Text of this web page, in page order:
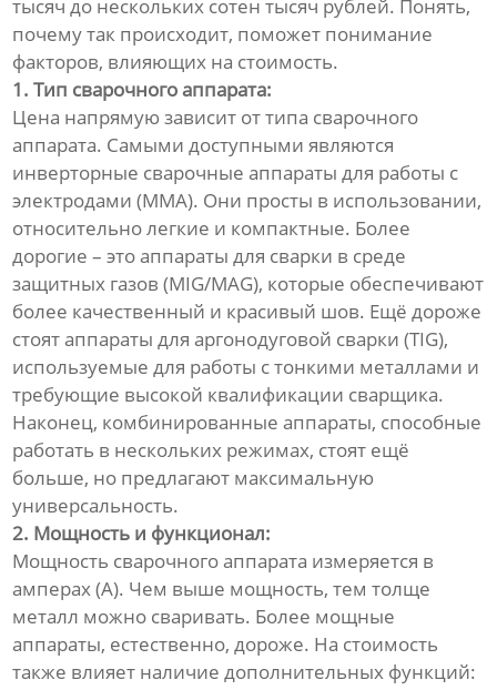
тысяч до нескольких сотен тысяч рублей. Понять,
почему так происходит, поможет понимание
факторов, влияющих на стоимость.
1. Тип сварочного аппарата:
Цена напрямую зависит от типа сварочного
аппарата. Самыми доступными являются
инверторные сварочные аппараты для работы с
электродами (MMA). Они просты в использовании,
относительно легкие и компактные. Более
дорогие – это аппараты для сварки в среде
защитных газов (MIG/MAG), которые обеспечивают
более качественный и красивый шов. Ещё дороже
стоят аппараты для аргонодуговой сварки (TIG),
используемые для работы с тонкими металлами и
требующие высокой квалификации сварщика.
Наконец, комбинированные аппараты, способные
работать в нескольких режимах, стоят ещё
больше, но предлагают максимальную
универсальность.
2. Мощность и функционал:
Мощность сварочного аппарата измеряется в
амперах (А). Чем выше мощность, тем толще
металл можно сваривать. Более мощные
аппараты, естественно, дороже. На стоимость
также влияет наличие дополнительных функций: